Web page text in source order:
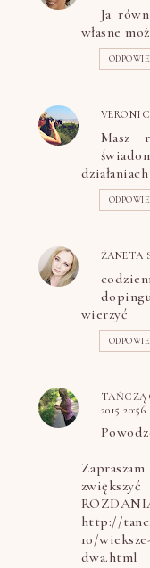
Ja
własne
Masz
ŻANETA
wierzyć
2015 20:56
http://
10/
dwa.html